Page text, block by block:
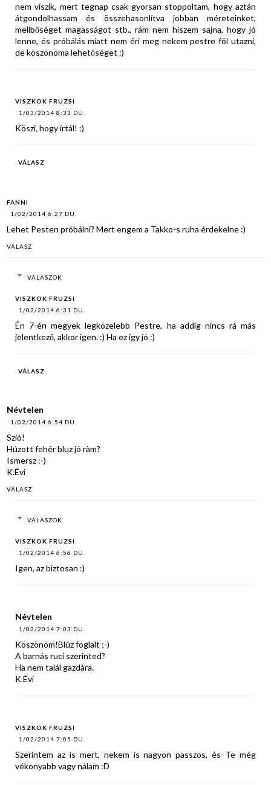
nem viszik, mert tegnap csak gyorsan stoppoltam, hogy aztán
átgondolhassam és összehasonlítva jobban méreteinket,
mellbőséget magasságot stb., rám nem hiszem sajna, hogy jó
lenne, és próbálás miatt nem éri meg nekem pestre föl utazni,
de köszönöma lehetőséget :)
VISZKOK FRUZSI
1/03/2014 8:33 DU.
Köszi, hogy írtál! :)
VÁLASZ
FANNI
1/02/2014 6:27 DU.
Lehet Pesten próbálni? Mert engem a Takko-s ruha érdekelne :)
VÁLASZ
VÁLASZOK
VISZKOK FRUZSI
1/02/2014 6:31 DU.
Én 7-én megyek legközelebb Pestre, ha addig nincs rá más
jelentkező, akkor igen. :) Ha ez így jó :)
VÁLASZ
Névtelen
1/02/2014 6:54 DU.
Szió!
Húzott fehér bluz jó ràm?
Ismersz :-)
K.Évi
VÁLASZ
VÁLASZOK
VISZKOK FRUZSI
1/02/2014 6:56 DU.
Igen, az biztosan :)
Névtelen
1/02/2014 7:03 DU.
Köszönöm!Blúz foglalt ;-)
A barnás ruci szerinted?
Ha nem talál gazdàra.
K.Évi
VISZKOK FRUZSI
1/02/2014 7:05 DU.
Szerintem az is mert, nekem is nagyon passzos, és Te még
vékonyabb vagy nálam :D